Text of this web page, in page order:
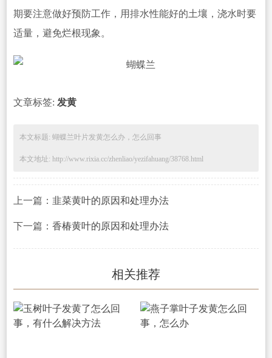
期要注意做好预防工作，用排水性能好的土壤，浇水时要
适量，避免烂根现象。
文章标签: 发黄
本文标题: 蝴蝶兰叶片发黄怎么办，怎么回事
本文地址: http://www.rixia.cc/zhenliao/yezifahuang/38768.html
上一篇： 韭菜黄叶的原因和处理办法
下一篇： 香椿黄叶的原因和处理办法
相关推荐